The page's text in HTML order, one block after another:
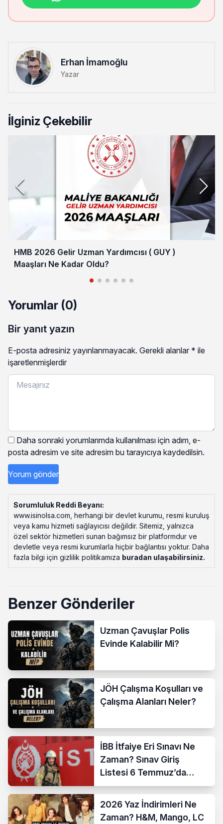
Erhan İmamoğlu
Yazar
İlginiz Çekebilir
HMB 2026 Gelir Uzman Yardımcısı ( GUY )
Maaşları Ne Kadar Oldu?
Yorumlar (0)
Bir yanıt yazın
E-posta adresiniz yayınlanmayacak. Gerekli alanlar * ile
işaretlenmişlerdir
Daha sonraki yorumlarımda kullanılması için adım, e-
posta adresim ve site adresim bu tarayıcıya kaydedilsin.
Sorumluluk Reddi Beyanı:
www.isinolsa.com, herhangi bir devlet kurumu, resmi kuruluş
veya kamu hizmeti sağlayıcısı değildir. Sitemiz, yalnızca
özel sektör hizmetleri sunan bağımsız bir platformdur ve
devletle veya resmi kurumlarla hiçbir bağlantısı yoktur. Daha
fazla bilgi için gizlilik politikamıza buradan ulaşabilirsiniz.
Benzer Gönderiler
Uzman Çavuşlar Polis
Evinde Kalabilir Mi?
JÖH Çalışma Koşulları ve
Çalışma Alanları Neler?
İBB İtfaiye Eri Sınavı Ne
Zaman? Sınav Giriş
Listesi 6 Temmuz’da
Açıklanıyor
2026 Yaz İndirimleri Ne
Zaman? H&M, Mango, LC